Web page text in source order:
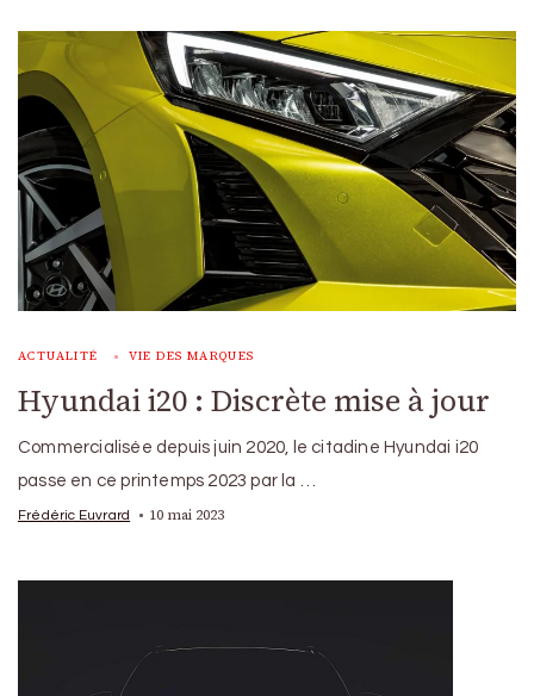
ACTUALITÉ VIE DES MARQUES
Hyundai i20 : Discrète mise à jour
Commercialisée depuis juin 2020, le citadine Hyundai i20
passe en ce printemps 2023 par la …
Frédéric Euvrard 10 mai 2023